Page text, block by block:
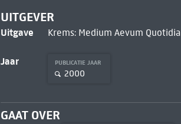
UITGEVER
Uitgave Krems: Medium Aevum
Jaar PUBLICATIE JAAR
2000
GAAT OVER